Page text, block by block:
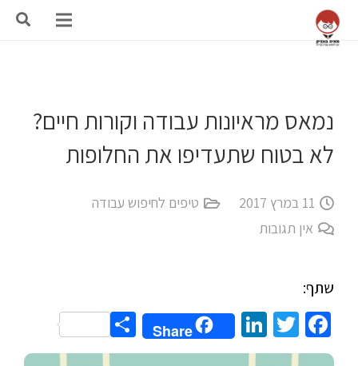
נמאס מראיונות עבודה וקורות חיים?
לא בטוח שתעדיפו את החלופות
11 במרץ 2017
טיפים לחיפוש עבודה
אין תגובות
שתף:
Facebook
Twitter
LinkedIn
Share
Share